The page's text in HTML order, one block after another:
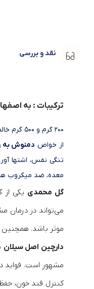
نقد و بررسی
ترکیبات : به
200 گرم و 500 گرم خالص
از خواص دمنوش
تنگی نفس، اشتها آور
معده، ضد میکروب
گل محمدی یکی از
می‌تواند در
موثر باشد. همچنین
دارچین اصل سیلان
مشهور است. فواید
کنترل قند خون،